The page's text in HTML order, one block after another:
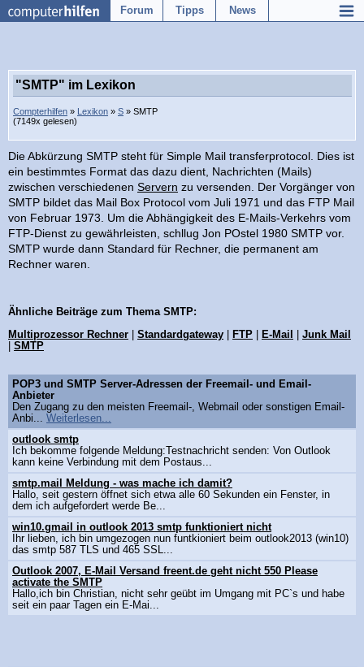
Forum Tipps News
"SMTP" im Lexikon
Compterhilfen » Lexikon » S » SMTP
(7149x gelesen)
Die Abkürzung SMTP steht für Simple Mail transferprotocol. Dies ist
ein bestimmtes Format das dazu dient, Nachrichten (Mails)
zwischen verschiedenen Servern zu versenden. Der Vorgänger von
SMTP bildet das Mail Box Protocol vom Juli 1971 und das FTP Mail
von Februar 1973. Um die Abhängigkeit des E-Mails-Verkehrs vom
FTP-Dienst zu gewährleisten, schllug Jon POstel 1980 SMTP vor.
SMTP wurde dann Standard für Rechner, die permanent am
Rechner waren.
Ähnliche Beiträge zum Thema SMTP:
Multiprozessor Rechner
Standardgateway FTP E-Mail
Junk Mail
SMTP
POP3 und SMTP Server-Adressen der Freemail- und Email-
Anbieter
Den Zugang zu den meisten Freemail-, Webmail oder sonstigen Email-
Anbi... Weiterlesen...
outlook smtp
Ich bekomme folgende Meldung:Testnachricht senden: Von Outlook
kann keine Verbindung mit dem Postaus...
smtp.mail Meldung - was mache ich damit?
Hallo, seit gestern öffnet sich etwa alle 60 Sekunden ein Fenster, in
dem ich aufgefordert werde Be...
win10.gmail in outlook 2013 smtp funktioniert nicht
Ihr lieben, ich bin umgezogen nun funtkioniert beim outlook2013 (win10)
das smtp 587 TLS und 465 SSL...
Outlook 2007, E-Mail Versand freent.de geht nicht 550 Please
activate the SMTP
Hallo,ich bin Christian, nicht sehr geübt im Umgang mit PC`s und habe
seit ein paar Tagen ein E-Mai...